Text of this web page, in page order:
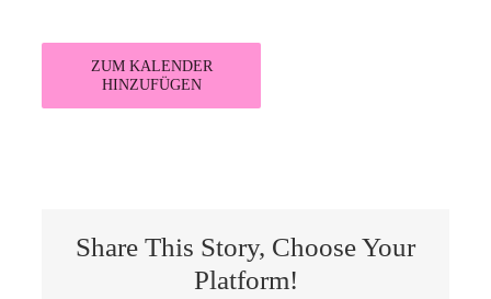
ZUM KALENDER
HINZUFÜGEN
Share This Story, Choose Your
Platform!